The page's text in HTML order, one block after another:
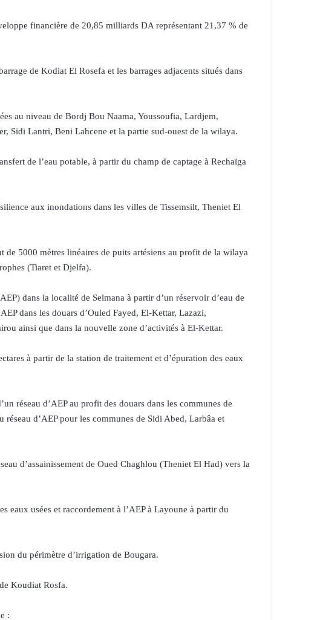
financière de 20,85 milliards DA représentant 21,37 % de
de Kodiat El Rosefa et les barrages adjacents situés dans
au niveau de Bordj Bou Naama, Youssoufia, Lardjem,
Sidi Lantri, Beni Lahcene et la partie sud-ouest de la wilaya.
de l’eau potable, à partir du champ de captage à Rechaïga
aux inondations dans les villes de Tissemsilt, Theniet El
5000 mètres linéaires de puits artésiens au profit de la wilaya
(Tiaret et Djelfa).
dans la localité de Selmana à partir d’un réservoir d’eau de
dans les douars d’Ouled Fayed, El-Kettar, Lazazi,
ainsi que dans la nouvelle zone d’activités à El-Kettar.
à partir de la station de traitement et d’épuration des eaux
réseau d’AEP au profit des douars dans les communes de
d’AEP pour les communes de Sidi Abed, Larbâa et
d’assainissement de Oued Chaghlou (Theniet El Had) vers la
eaux usées et raccordement à l’AEP à Layoune à partir du
du périmètre d’irrigation de Bougara.
Koudiat Rosfa.
: